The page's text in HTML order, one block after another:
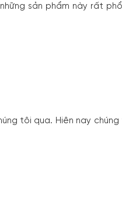
sản phẩm này rất
tôi qua. Hiên nay